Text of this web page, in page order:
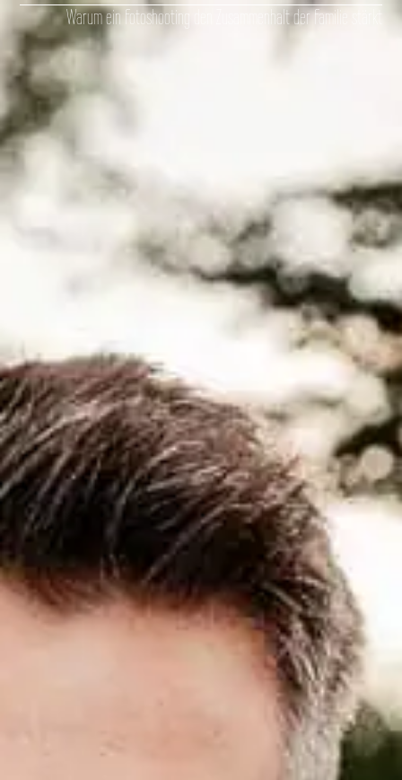
Warum ein Fotoshooting den Zusammenhalt der Familie stärkt